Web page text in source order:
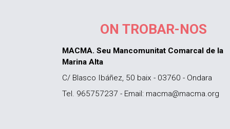
ON TROBAR-NOS
MACMA. Seu Mancomunitat Comarcal de la
Marina Alta
C/ Blasco Ibáñez, 50 baix - 03760 - Ondara
Tel. 965757237 - Email: macma@macma.org